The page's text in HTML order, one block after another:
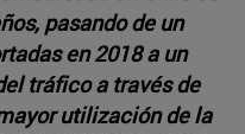
pasando de un
en 2018 a un
tráfico a través de
utilización de la